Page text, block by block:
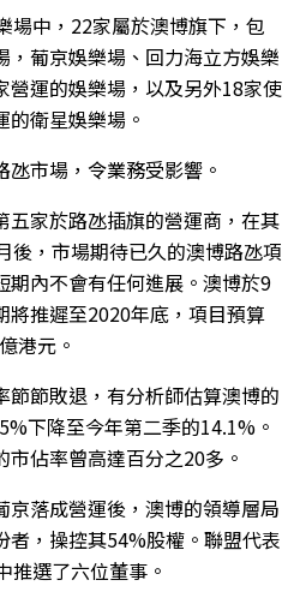
場中，22家屬於澳博旗下，包
葡京娛樂場、回力海立方娛樂
營運的娛樂場，以及另外18家使
衛星娛樂場。
市場，令業務受影響。
五家於路氹插旗的營運商，在其
後，市場期待已久的澳博路氹項
期內不會有任何進展。澳博於9
將推遲至2020年底，項目預算
港元。
節節敗退，有分析師估算澳博的
下降至今年第二季的14.1%。
佔率曾高達百分之20多。
落成營運後，澳博的領導層局
者，操控其54%股權。聯盟代表
推選了六位董事。